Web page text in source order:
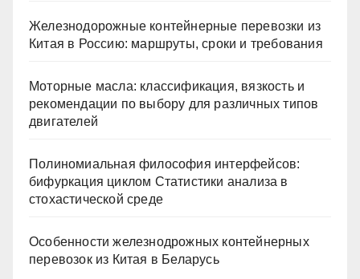
Железнодорожные контейнерные перевозки из
Китая в Россию: маршруты, сроки и требования
Моторные масла: классификация, вязкость и
рекомендации по выбору для различных типов
двигателей
Полиномиальная философия интерфейсов:
бифуркация циклом Статистики анализа в
стохастической среде
Особенности железнодрожных контейнерных
перевозок из Китая в Беларусь